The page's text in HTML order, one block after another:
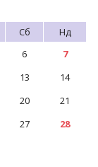
Сб
Нд
6
7
13
14
20
21
27
28